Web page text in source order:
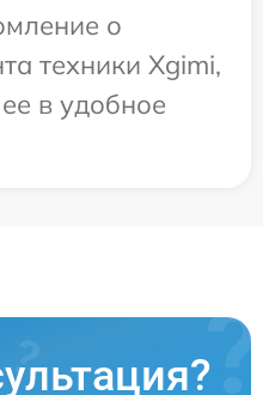
о
техники Xgimi,
в удобное